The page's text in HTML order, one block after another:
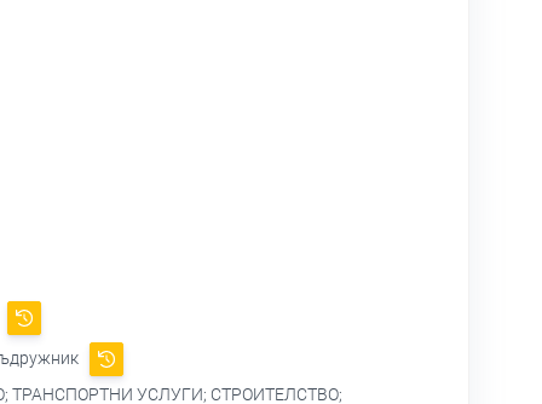
ТРАНСПОРТНИ УСЛУГИ; СТРОИТЕЛСТВО;